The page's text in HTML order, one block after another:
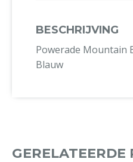
BESCHRIJVING
Powerade Mountain
Blauw
GERELATEERDE